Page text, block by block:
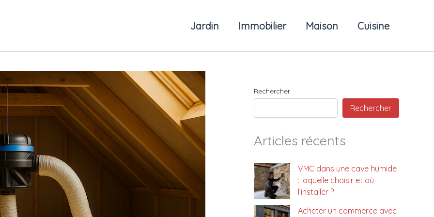
Jardin Immobilier Maison Cuisine
Rechercher
Rechercher
Articles récents
VMC dans une cave humide
: laquelle choisir et où
l’installer ?
Acheter un commerce avec